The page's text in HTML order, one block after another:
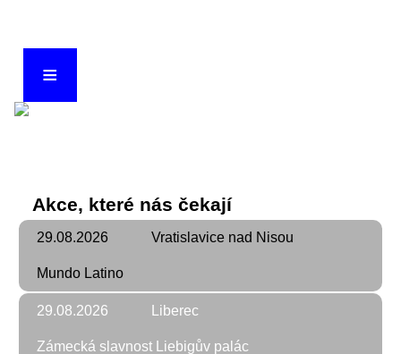
≡
Akce, které nás čekají
29.08.2026 Vratislavice nad Nisou
Mundo Latino
29.08.2026 Liberec
Zámecká slavnost Liebigův palác